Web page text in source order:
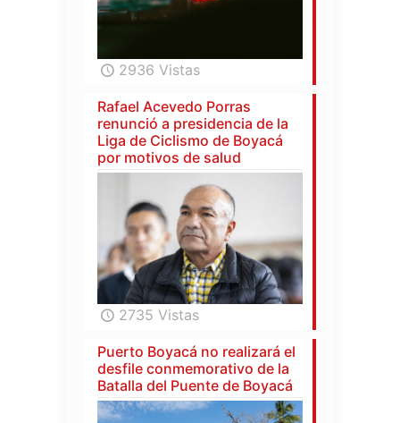
2936 Vistas
Rafael Acevedo Porras
renunció a presidencia de la
Liga de Ciclismo de Boyacá
por motivos de salud
2735 Vistas
Puerto Boyacá no realizará el
desfile conmemorativo de la
Batalla del Puente de Boyacá